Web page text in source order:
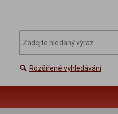
Rozšířené vyhledávání